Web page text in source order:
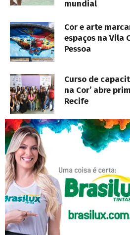
mundial
Cor e arte
espaços na Vila
Pessoa
Curso de
na Cor’ abre
Recife